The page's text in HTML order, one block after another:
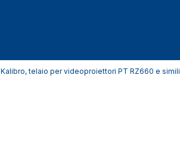
Kalibro, telaio per videoproiettori PT RZ660 e simili